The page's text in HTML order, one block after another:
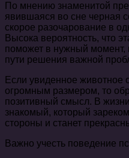
По мнению знаменитой
явившаяся во сне черная
скорое разочарование в
Высока вероятность, что
поможет в нужный момент,
пути решения важной
Если увиденное животное
огромным размером, то
позитивный смысл. В
знакомый, который
стороны и станет
Важно учесть поведение